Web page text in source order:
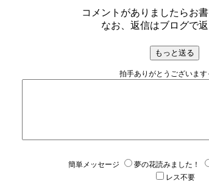
コメントがありましたらお書
なお、返信はブログで
拍手ありがとうございます
簡単メッセージ 夢の花読みました！
レス不要